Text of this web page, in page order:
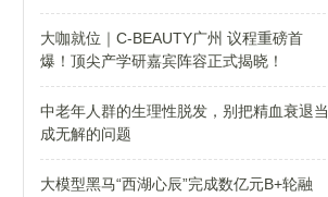
大咖就位｜C-BEAUTY广州 议程重磅首
爆！顶尖产学研嘉宾阵容正式揭晓！
中老年人群的生理性脱发，别把精血衰退当
成无解的问题
大模型黑马“西湖心辰”完成数亿元B+轮融